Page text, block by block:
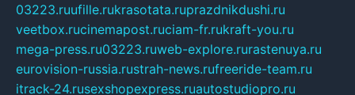
03223.ruufille.rukrasotata.ruprazdnikdushi.ru
veetbox.rucinemapost.ruciam-fr.rukraft-you.ru
mega-press.ru03223.ruweb-explore.rurastenuya.ru
eurovision-russia.rustrah-news.rufreeride-team.ru
itrack-24.rusexshopexpress.ruautostudiopro.ru